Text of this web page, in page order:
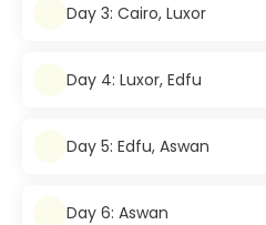
Day 3: Cairo, Luxor
Day 4: Luxor, Edfu
Day 5: Edfu, Aswan
Day 6: Aswan